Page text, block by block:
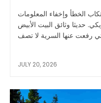
الخطأ وإخفاء المعلومات
حديثا وثائق البيت الأبيض
JULY 20, 2026